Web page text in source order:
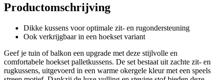
Productomschrijving
Dikke kussens voor optimale zit- en rugondersteuning
Ook verkrijgbaar in een hoekset variant
Geef je tuin of balkon een upgrade met deze stijlvolle en
comfortabele hoekset palletkussens. De set bestaat uit zachte zit- en
rugkussens, uitgevoerd in een warme okergele kleur met een speels